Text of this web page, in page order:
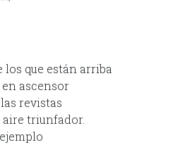
que están arriba
ascensor
revistas
triunfador.